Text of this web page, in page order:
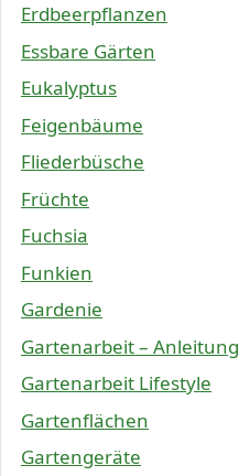
Erdbeerpflanzen
Essbare Gärten
Eukalyptus
Feigenbäume
Fliederbüsche
Früchte
Fuchsia
Funkien
Gardenie
Gartenarbeit – Anleitung
Gartenarbeit Lifestyle
Gartenflächen
Gartengeräte